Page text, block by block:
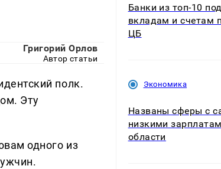
Григорий Орлов
Автор статьи
полк.
Эту
одного из
Банки из топ-10
вкладам и счетам
ЦБ
Экономика
Названы сферы с
низкими
области